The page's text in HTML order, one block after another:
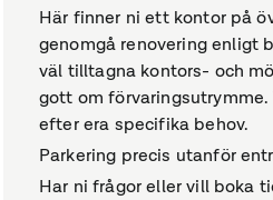
Här finner ni ett kontor på
genomgå renovering enligt
väl tilltagna kontors- och
gott om
efter era specifika behov.
Parkering precis utanför
Har ni frågor eller vill boka